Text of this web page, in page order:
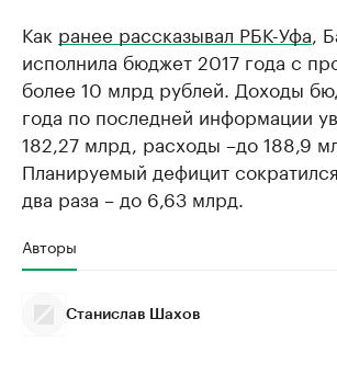
Как ранее рассказывал РБК-Уфа,
исполнила бюджет 2017 года с
более 10 млрд рублей. Доходы
года по последней информации
182,27 млрд, расходы –до 188,9
Планируемый дефицит
два раза – до 6,63 млрд.
Авторы
Станислав Шахов